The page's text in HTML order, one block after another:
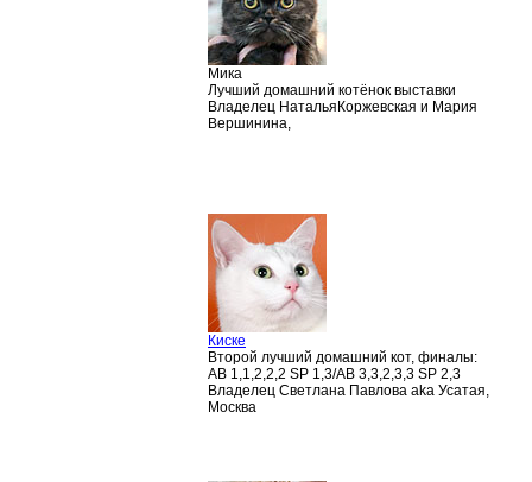
Мика
Лучший домашний котёнок выставки
Владелец НатальяКоржевская и Мария
Вершинина,
Киске
Второй лучший домашний кот, финалы:
AB 1,1,2,2,2 SP 1,3/AB 3,3,2,3,3 SP 2,3
Владелец Светлана Павлова aka Усатая,
Москва